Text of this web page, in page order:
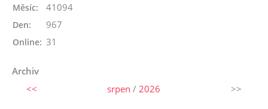
Online: 31
Měsíc: 41094
Den: 967
Archiv
<<
srpen / 2026 >>